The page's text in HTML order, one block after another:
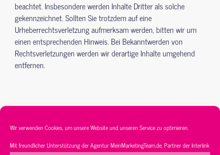
Wir verwenden Cookies, um unsere Website und unseren Service zu optimieren.
Mit freundlicher Unterstützung der AgenturMeinMarketingTeam.de, Partner derInterlink
beachtet. Insbesondere werden Inhalte Dritter als solche
gekennzeichnet. Sollten Sie trotzdem auf eine
Urheberrechtsverletzung aufmerksam werden, bitten wir um
einen entsprechenden Hinweis. Bei Bekanntwerden von
Rechtsverletzungen werden wir derartige Inhalte umgehend
entfernen.